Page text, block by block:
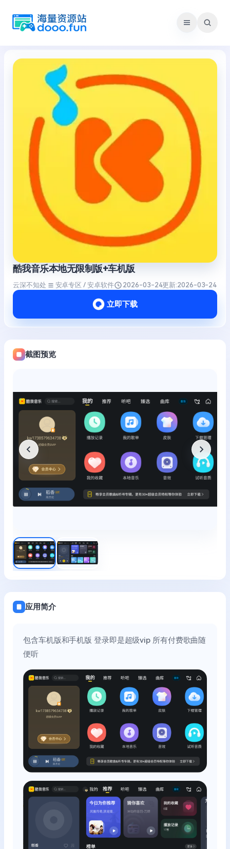
酷我音乐本地无限制版+车机版
云深不知处 安卓专区 / 安卓软件 2026-03-24更新:2026-03-24
立即下载
截图预览
应用简介
包含车机版和手机版 登录即是超级vip 所有付费歌曲随
便听